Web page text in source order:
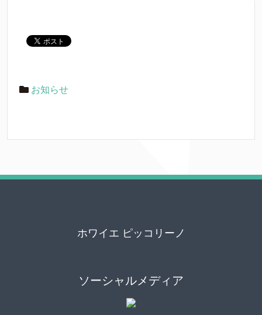
お知らせ
ホワイエ ピッコリーノ
ソーシャルメディア